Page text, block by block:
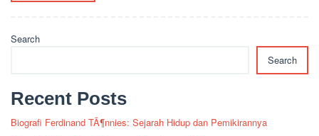
Search
Search
Recent Posts
Biografi Ferdinand TÃ¶nnies: Sejarah Hidup dan Pemikirannya